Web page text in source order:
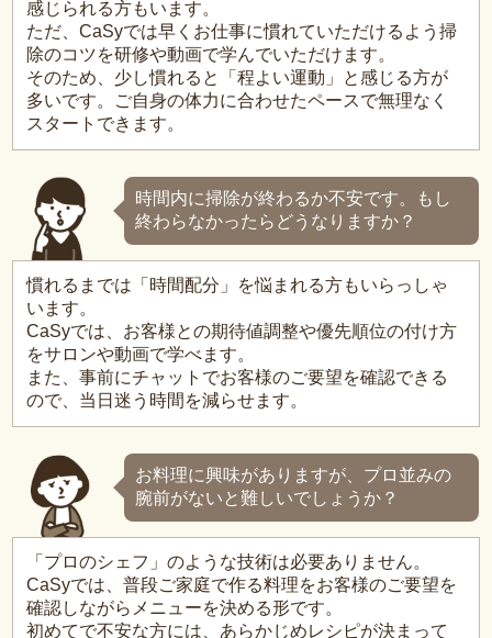
感じられる方もいます。
ただ、CaSyでは早くお仕事に慣れていただけるよう掃
除のコツを研修や動画で学んでいただけます。
そのため、少し慣れると「程よい運動」と感じる方が
多いです。ご自身の体力に合わせたペースで無理なく
スタートできます。
時間内に掃除が終わるか不安です。もし
終わらなかったらどうなりますか？
慣れるまでは「時間配分」を悩まれる方もいらっしゃ
います。
CaSyでは、お客様との期待値調整や優先順位の付け方
をサロンや動画で学べます。
また、事前にチャットでお客様のご要望を確認できる
ので、当日迷う時間を減らせます。
お料理に興味がありますが、プロ並みの
腕前がないと難しいでしょうか？
「プロのシェフ」のような技術は必要ありません。
CaSyでは、普段ご家庭で作る料理をお客様のご要望を
確認しながらメニューを決める形です。
初めてで不安な方には、あらかじめレシピが決まって